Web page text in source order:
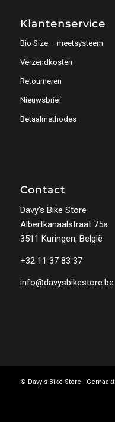
Klantenservice
Bio Size – meetsysteem
Verzendkosten
Retourneren
Nieuwsbrief
Betaalmethodes
Contact
Davy’s Bike Store
Albertkanaalstraat 75a
3511 Kuringen, België
+32 11 37 83 37
info@davysbikestore.be
© Davy's Bike Store -